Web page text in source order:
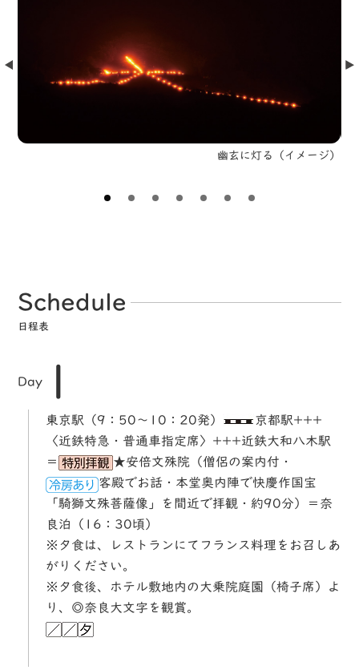
幽玄に灯る（イメージ）
Prev Next
Schedule
日程表
Day 1
東京駅（9：50～10：20発）
京都駅+++
〈近鉄特急・普通車指定席〉+++近鉄大和八木駅
＝
★安倍文殊院（僧侶の案内付・
客殿でお話・本堂奥内陣で快慶作国宝
「騎獅文殊菩薩像」を間近で拝観・約90分）＝奈
良泊（16：30頃）
※夕食は、レストランにてフランス料理をお召しあ
がりください。
※夕食後、ホテル敷地内の大乗院庭園（椅子席）よ
り、◎奈良大文字を観賞。